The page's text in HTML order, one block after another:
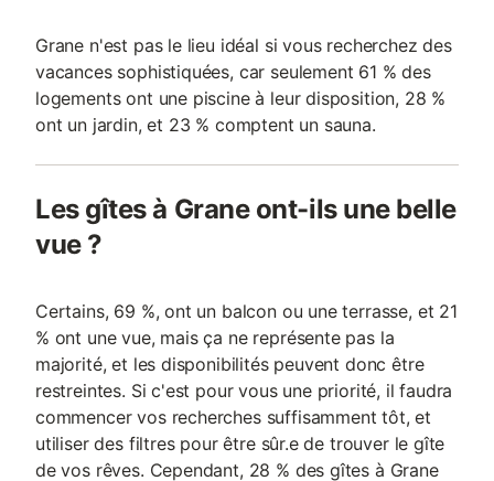
Grane n'est pas le lieu idéal si vous recherchez des
vacances sophistiquées, car seulement 61 % des
logements ont une piscine à leur disposition, 28 %
ont un jardin, et 23 % comptent un sauna.
Les gîtes à Grane ont-ils une belle
vue ?
Certains, 69 %, ont un balcon ou une terrasse, et 21
% ont une vue, mais ça ne représente pas la
majorité, et les disponibilités peuvent donc être
restreintes. Si c'est pour vous une priorité, il faudra
commencer vos recherches suffisamment tôt, et
utiliser des filtres pour être sûr.e de trouver le gîte
de vos rêves. Cependant, 28 % des gîtes à Grane